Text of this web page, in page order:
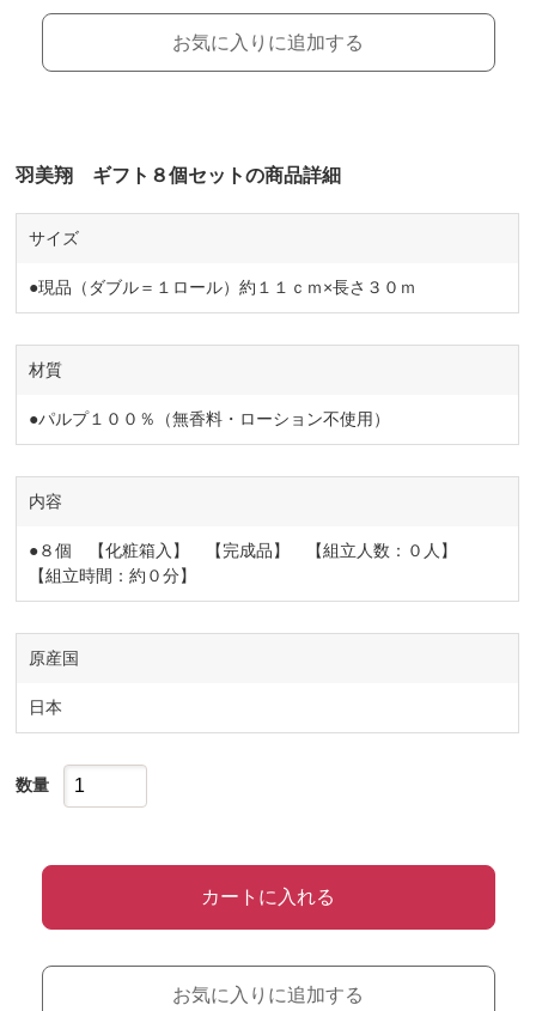
お気に入りに追加する
羽美翔 ギフト８個セットの商品詳細
サイズ
●現品（ダブル＝１ロール）約１１ｃｍ×長さ３０ｍ
材質
●パルプ１００％（無香料・ローション不使用）
内容
●８個 【化粧箱入】 【完成品】 【組立人数：０人】
【組立時間：約０分】
原産国
日本
数量
カートに入れる
お気に入りに追加する